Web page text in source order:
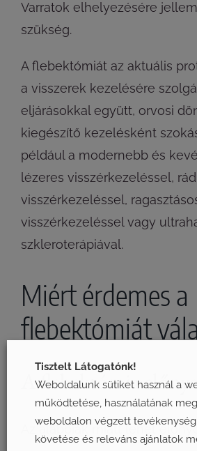
Varratok elhelyezésére
szükség.
A flebektómiát az aktuális
a visszerek kezelésére
eljárásokkal együtt, orvosi
kiegészítő kezelésként
például a modernebb és
lézeres visszérkezeléssel,
visszérkezeléssel,
visszérkezeléssel vagy
szkleroterápiával.
Miért érdemes a
flebektómiát
A flebektómia
Az alábbiak miatt lehet
Tisztelt Látogatónk!
Weboldalunk sütiket használ a
működtetése, használatának
weboldalon végzett
követése és releváns ajánlatok